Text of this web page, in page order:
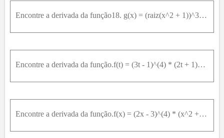
Encontre a derivada da função18. g(x) = (raiz(x^2 + 1))^3 + (raiz(x^2 + 2))^6
Encontre a derivada da função.f(t) = (3t - 1)^(4) * (2t + 1)^(-3)
Encontre a derivada da função.f(x) = (2x - 3)^(4) * (x^2 + x + 1)^(5)